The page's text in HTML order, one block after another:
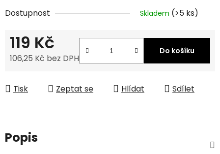
Dostupnost Skladem (>5 ks)
119 Kč
106,25 Kč bez DPH
Do košíku
Tisk Zeptat se Hlídat Sdílet
Popis